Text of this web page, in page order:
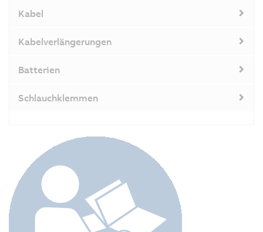
Kabel
Kabelverlängerungen
Batterien
Schlauchklemmen